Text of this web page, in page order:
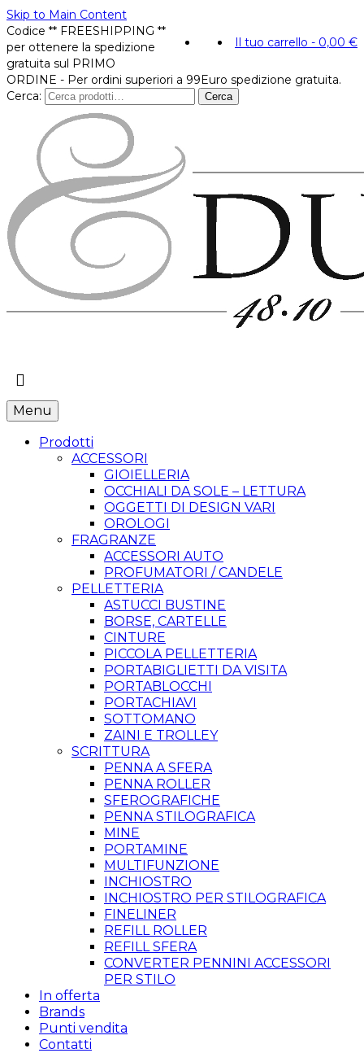
Skip to Main Content
Il tuo carrello - 0,00 €
Codice ** FREESHIPPING **
per ottenere la spedizione
gratuita sul PRIMO
ORDINE - Per ordini superiori a 99Euro spedizione gratuita.
Cerca:
Cerca
Menu
Prodotti
ACCESSORI
GIOIELLERIA
OCCHIALI DA SOLE – LETTURA
OGGETTI DI DESIGN VARI
OROLOGI
FRAGRANZE
ACCESSORI AUTO
PROFUMATORI / CANDELE
PELLETTERIA
ASTUCCI BUSTINE
BORSE, CARTELLE
CINTURE
PICCOLA PELLETTERIA
PORTABIGLIETTI DA VISITA
PORTABLOCCHI
PORTACHIAVI
SOTTOMANO
ZAINI E TROLLEY
SCRITTURA
PENNA A SFERA
PENNA ROLLER
SFEROGRAFICHE
PENNA STILOGRAFICA
MINE
PORTAMINE
MULTIFUNZIONE
INCHIOSTRO
INCHIOSTRO PER STILOGRAFICA
FINELINER
REFILL ROLLER
REFILL SFERA
CONVERTER PENNINI ACCESSORI
PER STILO
In offerta
Brands
Punti vendita
Contatti